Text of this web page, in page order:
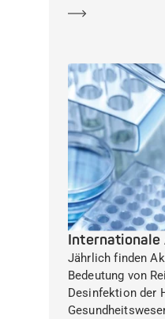
Jährlich finden
Bedeutung von
Desinfektion der